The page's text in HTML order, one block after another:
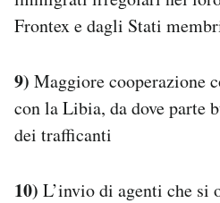
Frontex e dagli Stati
9) Maggiore cooperazione
con la Libia, da dove parte
dei trafficanti
10) L’invio di agenti che si